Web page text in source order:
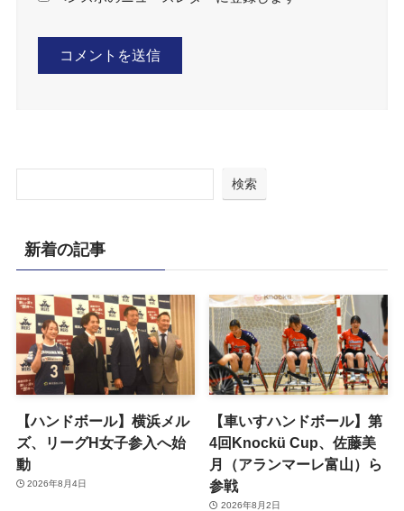
検索
新着の記事
【ハンドボール】横浜メル
ズ、リーグH女子参入へ始
動
2026年8月4日
【車いすハンドボール】第
4回Knockü Cup、佐藤美
月（アランマーレ富山）ら
参戦
2026年8月2日